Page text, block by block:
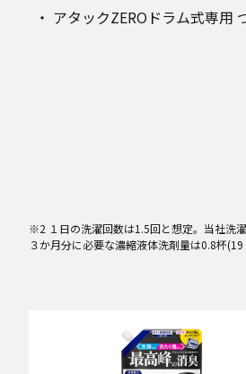
アタックZEROドラム式専
※2 １日の洗濯回数は1.5回と想定。当社洗
３か月分に必要な濃縮液体洗剤量は0.8杯